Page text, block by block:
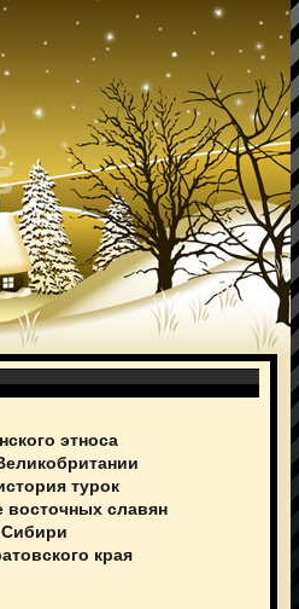
этноса
турок
восточных славян
края